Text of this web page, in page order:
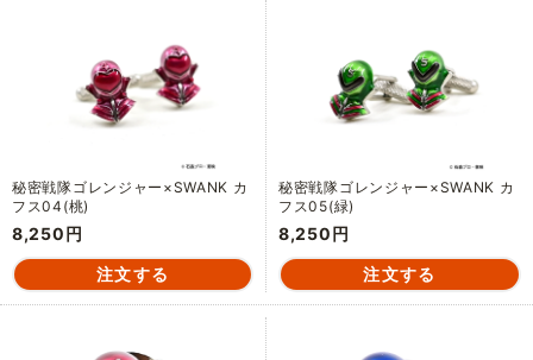
秘密戦隊ゴレンジャー×SWANK カ
フス04(桃)
8,250円
秘密戦隊ゴレンジャー×SWANK カ
フス05(緑)
8,250円